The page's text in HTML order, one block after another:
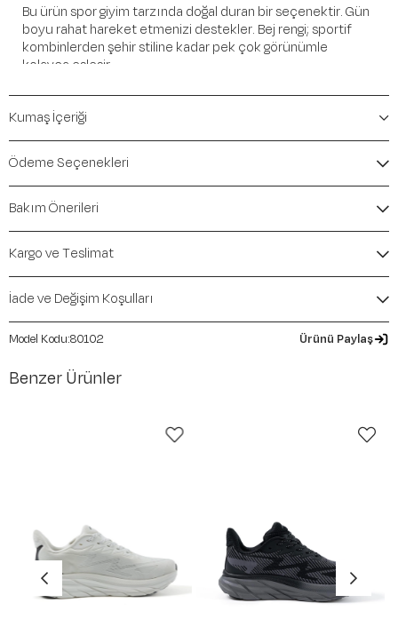
Bu ürün spor giyim tarzında doğal duran bir seçenektir. Gün
boyu rahat hareket etmenizi destekler. Bej rengi; sportif
kombinlerden şehir stiline kadar pek çok görünümle
kolayca eşleşir.
Öne Çıkan Detaylar
Marka:Maraton
Renk:Bej
Kalıp / Form:
Mevsim:İlkbahar-Yaz
Kumaş İçeriği
Ödeme Seçenekleri
Bakım Önerileri
Kargo ve Teslimat
İade ve Değişim Koşulları
80102 Ürünü Paylaş
Benzer Ürünler